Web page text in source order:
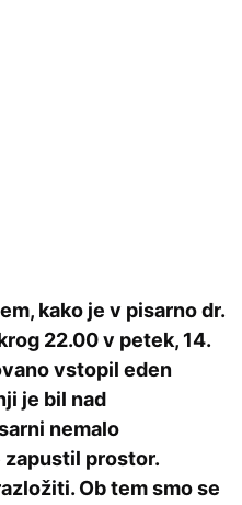
kako je v pisarno dr.
22.00 v petek, 14.
vstopil eden
je bil nad
nemalo
prostor.
Ob tem smo se